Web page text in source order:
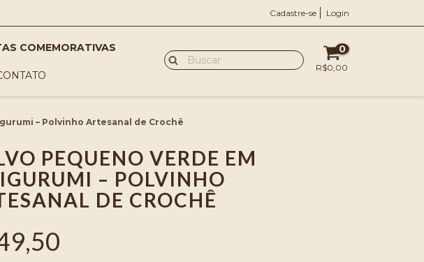
Cadastre-se Login
COMEMORATIVAS 0
R$0,00
– Polvinho Artesanal de Crochê
PEQUENO VERDE EM
– POLVINHO
DE CROCHÊ